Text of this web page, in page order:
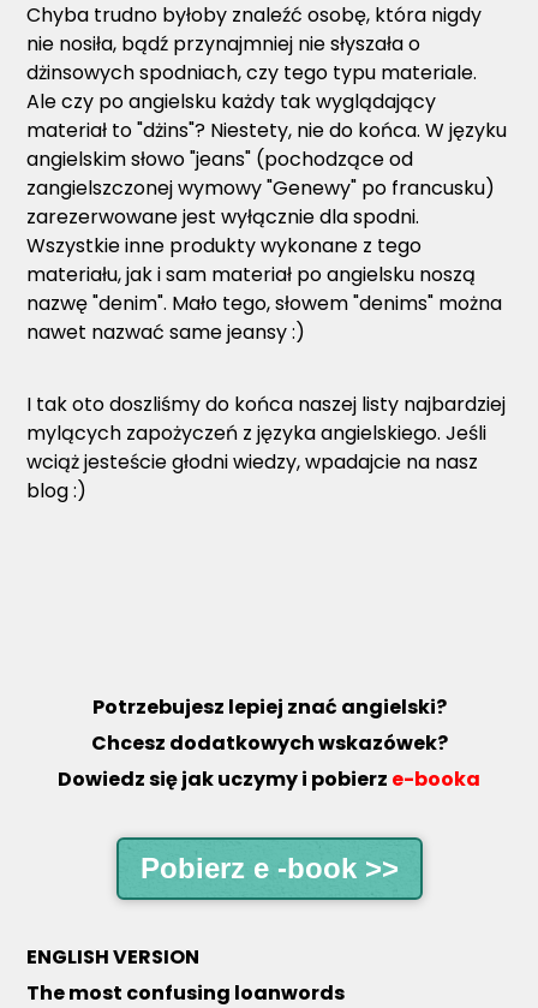
Chyba trudno byłoby znaleźć osobę, która nigdy
nie nosiła, bądź przynajmniej nie słyszała o
dżinsowych spodniach, czy tego typu materiale.
Ale czy po angielsku każdy tak wyglądający
materiał to "dżins"? Niestety, nie do końca. W języku
angielskim słowo "jeans" (pochodzące od
zangielszczonej wymowy "Genewy" po francusku)
zarezerwowane jest wyłącznie dla spodni.
Wszystkie inne produkty wykonane z tego
materiału, jak i sam materiał po angielsku noszą
nazwę "denim". Mało tego, słowem "denims" można
nawet nazwać same jeansy :)
I tak oto doszliśmy do końca naszej listy najbardziej
mylących zapożyczeń z języka angielskiego. Jeśli
wciąż jesteście głodni wiedzy, wpadajcie na nasz
blog :)
Potrzebujesz lepiej znać angielski?
Chcesz dodatkowych wskazówek?
Dowiedz się jak uczymy i pobierz e-booka
Pobierz e -book >>
ENGLISH VERSION
The most confusing loanwords